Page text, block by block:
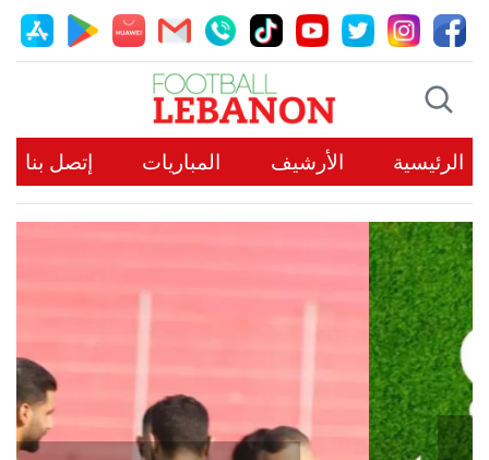
الرئيسية الأرشيف المباريات إتصل بنا